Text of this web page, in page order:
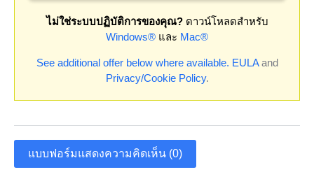
ไม่ใช่ระบบปฏิบัติการของคุณ?ดาวน์โหลดสำหรับ
Windows® และ Mac®
See additional offer below where available. EULAand
Privacy/Cookie Policy.
แบบฟอร์มแสดงความคิดเห็น (0)